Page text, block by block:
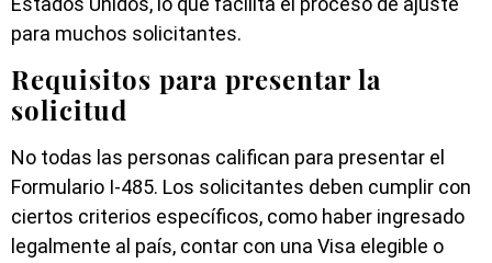
para muchos solicitantes.
Requisitos para presentar la
solicitud
No todas las personas califican para presentar el
Formulario I-485. Los solicitantes deben cumplir con
ciertos criterios específicos, como haber ingresado
legalmente al país, contar con una Visa elegible o